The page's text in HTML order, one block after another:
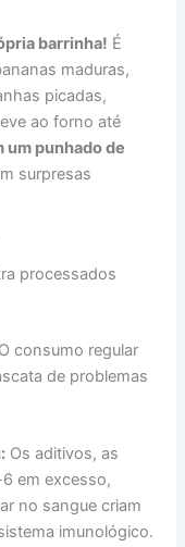
barrinha! É
maduras,
picadas,
ao forno até
um punhado de
surpresas
processados
consumo regular
de problemas
Os aditivos, as
em excesso,
no sangue criam
imunológico.